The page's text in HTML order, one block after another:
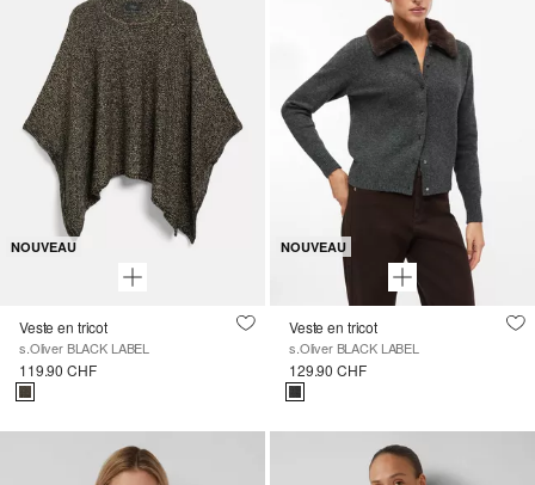
NOUVEAU
Veste en tricot
s.Oliver BLACK LABEL
119.90 CHF
NOUVEAU
Veste en tricot
s.Oliver BLACK LABEL
129.90 CHF